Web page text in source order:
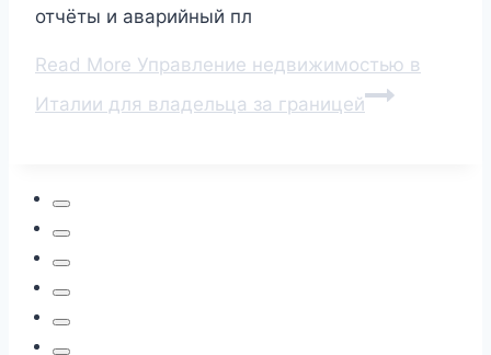
отчёты и аварийный пл
Read More Управление недвижимостью в
Италии для владельца за границей